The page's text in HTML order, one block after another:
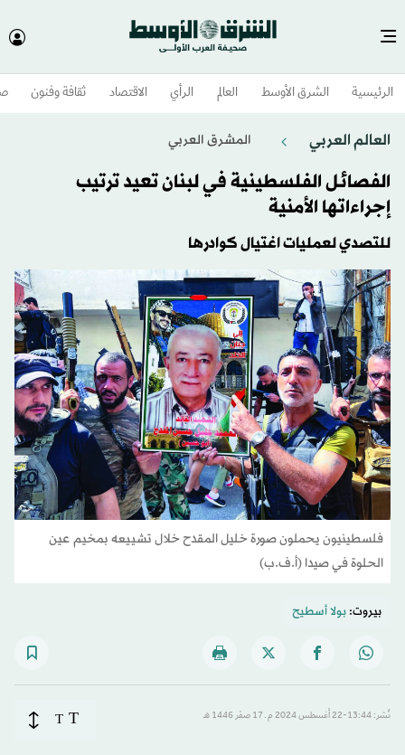
الرئيسية الشرق الأوسط​ العالم الرأي الاقتصاد ثقافة وفنون
العالم العربي المشرق العربي
الفصائل الفلسطينية في لبنان تعيد ترتيب
إجراءاتها الأمنية
للتصدي لعمليات اغتيال كوادرها
فلسطينيون يحملون صورة خليل المقدح خلال تشييعه بمخيم عين
الحلوة في صيدا (أ.ف.ب)
بيروت:بولا أسطيح
نُشر: 13:44-22 أغسطس 2024 م ـ 17 صفَر 1446 هـ T
T